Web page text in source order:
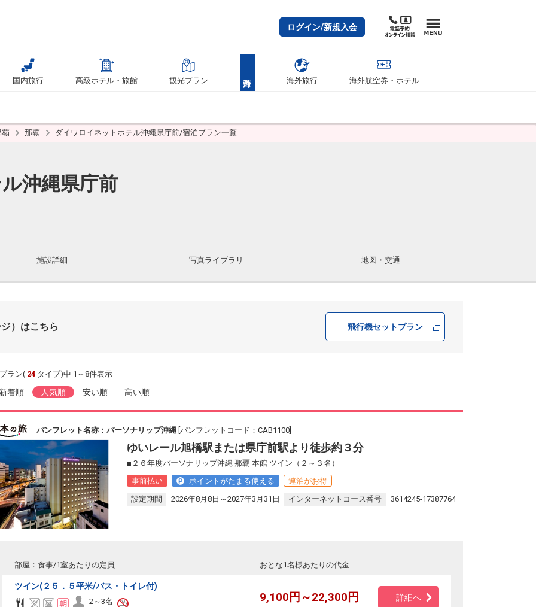
ログイン/新規入会
国内旅行 高級ホテル・旅館 観光プラン 海外旅行 海外航空券・ホテル
那覇 ダイワロイネットホテル沖縄県庁前/宿泊プラン一覧
沖縄県庁前
施設詳細 写真ライブラリ 地図・交通
）はこちら 飛行機セットプラン
プラン( 24 タイプ)中 1～8件表示
着順 人気順 安い順 高い順
パンフレット名称：パーソナリップ沖縄 [パンフレットコード：CAB1100]
ゆいレール旭橋駅または県庁前駅より徒歩約３分
■２６年度パーソナリップ沖縄 那覇 本館 ツイン（２～３名）
事前払い
ポイントがたまる使える
連泊がお得
設定期間
2026年8月8日～2027年3月31日 インターネットコース番号 3614245-17387764
部屋：食事/1室あたりの定員 おとな1名様あたりの代金
ツイン(２５．５平米/バス・トイレ付)
2～3名 9,100円～22,300円 詳細へ